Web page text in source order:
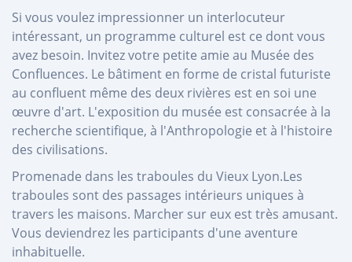
Si vous voulez impressionner un interlocuteur
intéressant, un programme culturel est ce dont vous
avez besoin. Invitez votre petite amie au Musée des
Confluences. Le bâtiment en forme de cristal futuriste
au confluent même des deux rivières est en soi une
œuvre d'art. L'exposition du musée est consacrée à la
recherche scientifique, à l'Anthropologie et à l'histoire
des civilisations.
Promenade dans les traboules du Vieux Lyon.Les
traboules sont des passages intérieurs uniques à
travers les maisons. Marcher sur eux est très amusant.
Vous deviendrez les participants d'une aventure
inhabituelle.